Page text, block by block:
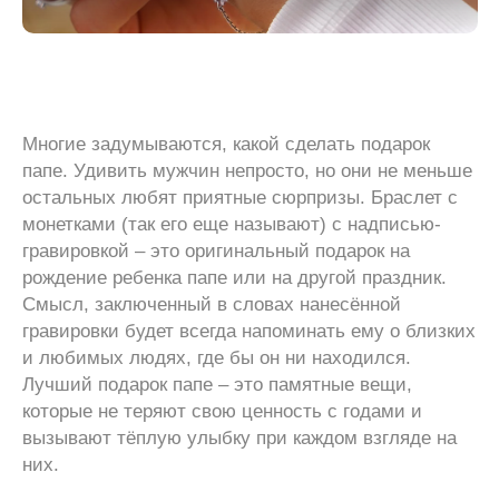
Многие задумываются, какой сделать подарок
папе. Удивить мужчин непросто, но они не меньше
остальных любят приятные сюрпризы. Браслет с
монетками (так его еще называют) с надписью-
гравировкой – это оригинальный подарок на
рождение ребенка папе или на другой праздник.
Смысл, заключенный в словах нанесённой
гравировки будет всегда напоминать ему о близких
и любимых людях, где бы он ни находился.
Лучший подарок папе – это памятные вещи,
которые не теряют свою ценность с годами и
вызывают тёплую улыбку при каждом взгляде на
них.